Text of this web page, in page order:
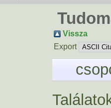
Vissza
Export